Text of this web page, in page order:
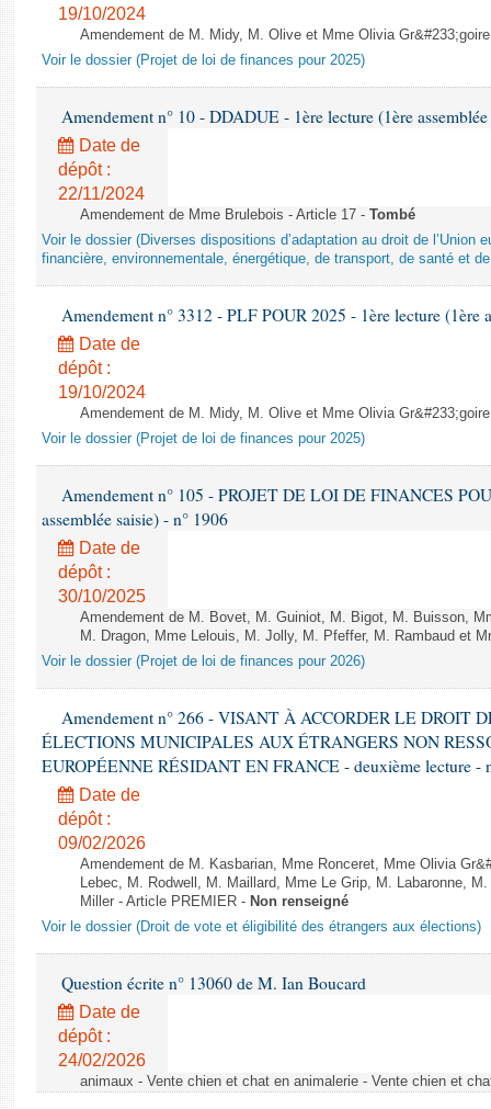
19/10/2024
Amendement de M. Midy, M. Olive et Mme Olivia
Voir le dossier (Projet de loi de finances pour 2025)
Amendement n° 10 - DDADUE - 1ère lecture (1ère
Date de
dépôt :
22/11/2024
Amendement de Mme Brulebois - Article 17 - Tombé
Voir le dossier (Diverses dispositions d’adaptation au droit de l’Union
financière, environnementale, énergétique, de transport, de santé et
Amendement n° 3312 - PLF POUR 2025 - 1ère lecture (1ère
Date de
dépôt :
19/10/2024
Amendement de M. Midy, M. Olive et Mme Olivia
Voir le dossier (Projet de loi de finances pour 2025)
Amendement n° 105 - PROJET DE LOI DE FINANCES
assemblée saisie) - n° 1906
Date de
dépôt :
30/10/2025
Amendement de M. Bovet, M. Guiniot, M. Bigot, M. Buisson,
M. Dragon, Mme Lelouis, M. Jolly, M. Pfeffer, M. Rambaud et
Voir le dossier (Projet de loi de finances pour 2026)
Amendement n° 266 - VISANT À ACCORDER LE DROIT
ÉLECTIONS MUNICIPALES AUX ÉTRANGERS NON
EUROPÉENNE RÉSIDANT EN FRANCE - deuxième lecture -
Date de
dépôt :
09/02/2026
Amendement de M. Kasbarian, Mme Ronceret, Mme Olivia
Lebec, M. Rodwell, M. Maillard, Mme Le Grip, M. Labaronne,
Miller - Article PREMIER - Non renseigné
Voir le dossier (Droit de vote et éligibilité des étrangers aux élections)
Question écrite n° 13060 de M. Ian Boucard
Date de
dépôt :
24/02/2026
animaux - Vente chien et chat en animalerie - Vente chien et